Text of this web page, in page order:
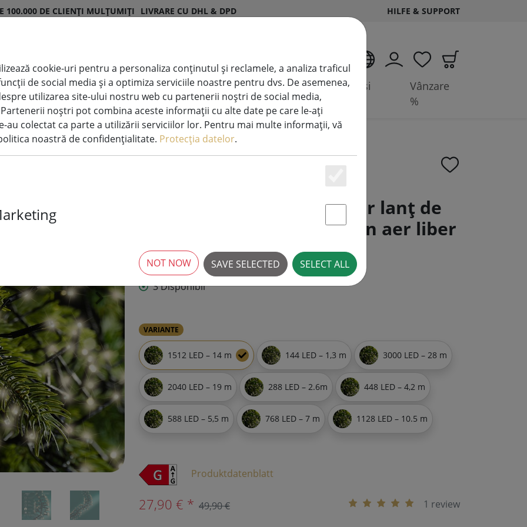
100.000 DE CLIENȚI MULȚUMIȚI LIVRARE CU DHL & DPD HILFE & SUPPORT
Lumânări
LED
Sisteme de lumini de
zână
Accesorii și
baterii
Vânzare
%
Kaemingk Lumineo cluster lanț de
lumină 1512 LED alb cald în aer liber
14 m negru
›
3 Disponibil
VARIANTE
1512 LED – 14 m 144 LED – 1,3 m 3000 LED – 28 m
2040 LED – 19 m 288 LED – 2.6m 448 LED – 4,2 m
588 LED – 5,5 m 768 LED – 7 m 1128 LED – 10.5 m
Produktdatenblatt
1 review
27,90 € * 49,90 €
cookie-uri pentru a personaliza conținutul și reclamele, a analiza traficul
de social media și a optimiza serviciile noastre pentru dvs. De asemenea,
utilizarea site-ului nostru web cu partenerii noștri de social media,
noștri pot combina aceste informații cu alte date pe care le-ați
au colectat ca parte a utilizării serviciilor lor. Pentru mai multe informații, vă
noastră de confidențialitate. Protecția datelor.
Statstik & Marketing
SAVE SELECTED SELECT ALL
NOT NOW